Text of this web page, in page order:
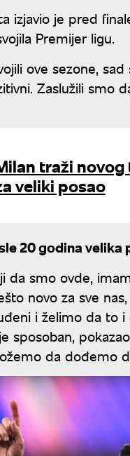
izjavio je pred
Premijer ligu.
ove sezone,
Zaslužili smo
traži novog
veliki posao
20 godina
da smo ovde,
novo za sve
i želimo da to
sposoban,
da dođemo